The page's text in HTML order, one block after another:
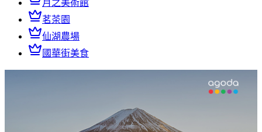
月之美術館
茗茶園
仙湖農場
國華街美食